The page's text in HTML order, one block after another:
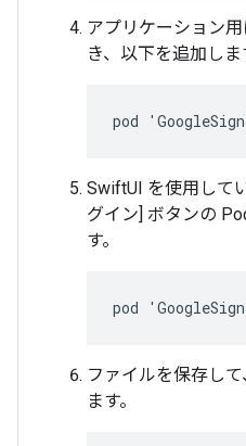
アプリケーション
き、以下を追加しま
pod
SwiftUI を使用して
グイン] ボタンの
す。
pod
ファイルを保存し
ます。